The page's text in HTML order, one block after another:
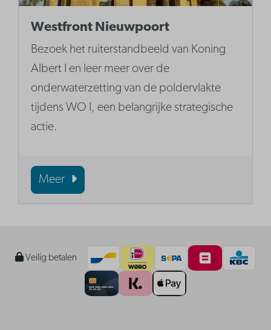
Westfront Nieuwpoort
Bezoek het ruiterstandbeeld van Koning
Albert I en leer meer over de
onderwaterzetting van de poldervlakte
tijdens WO I, een belangrijke strategische
actie.
Meer
Veilig betalen